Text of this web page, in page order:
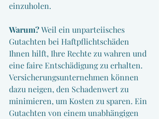
einzuholen.
Warum? Weil ein unparteiisches
Gutachten bei Haftpflichtschäden
Ihnen hilft, Ihre Rechte zu wahren und
eine faire Entschädigung zu erhalten.
Versicherungsunternehmen können
dazu neigen, den Schadenwert zu
minimieren, um Kosten zu sparen. Ein
Gutachten von einem unabhängigen